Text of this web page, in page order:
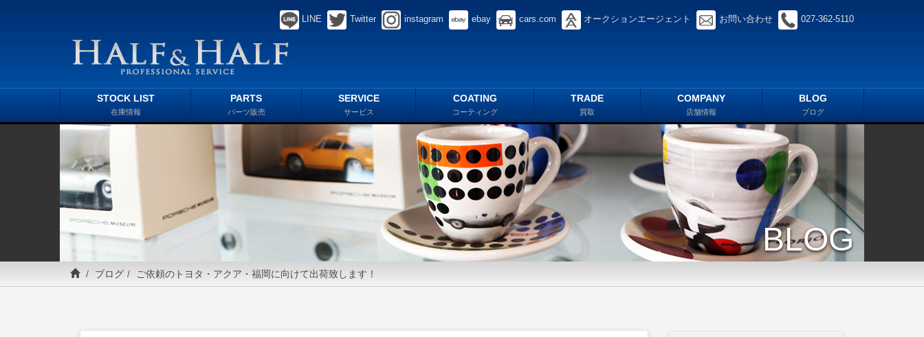
LINE Twitter instagram ebay cars.com オークションエージェント お問い合わせ 027-362-5110
STOCK LIST
在庫情報
PARTS
パーツ販売
SERVICE
サービス
COATING
コーティング
TRADE
買取
COMPANY
店舗情報
BLOG
ブログ
BLOG
ブログ ご依頼のトヨタ・アクア・福岡に向けて出荷致します！